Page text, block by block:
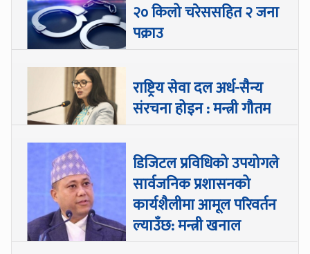
२० किलो चरेससहित २ जना
पक्राउ
राष्ट्रिय सेवा दल अर्ध-सैन्य
संरचना होइन : मन्त्री गौतम
डिजिटल प्रविधिको उपयोगले
सार्वजनिक प्रशासनको
कार्यशैलीमा आमूल परिवर्तन
ल्याउँछ: मन्त्री खनाल